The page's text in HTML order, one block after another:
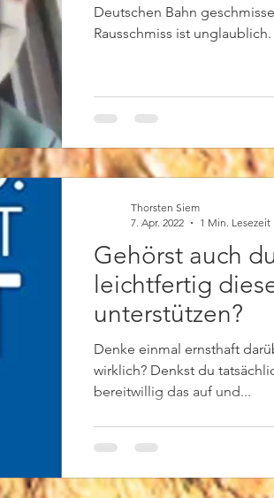
Deutschen Bahn
Rausschmiss ist unglaublich.
Gehörst auch
leichtfertig
unterstützen?
Denke einmal ernsthaft
wirklich? Denkst du
bereitwillig das auf und...
Thorsten Siem
7. Apr. 2022
1 Min. Lesezeit